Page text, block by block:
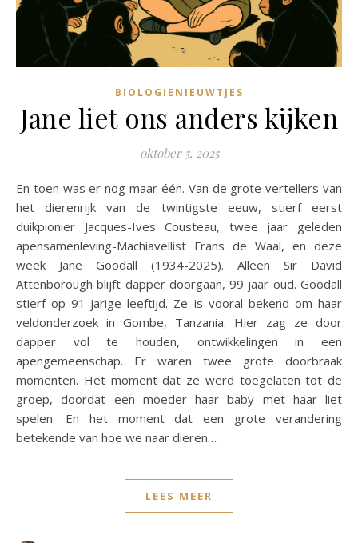
BIOLOGIENIEUWTJES
Jane liet ons anders kijken
oktober 5, 2025
En toen was er nog maar één. Van de grote vertellers van
het dierenrijk van de twintigste eeuw, stierf eerst
duikpionier Jacques-Ives Cousteau, twee jaar geleden
apensamenleving-Machiavellist Frans de Waal, en deze
week Jane Goodall (1934-2025). Alleen Sir David
Attenborough blijft dapper doorgaan, 99 jaar oud. Goodall
stierf op 91-jarige leeftijd. Ze is vooral bekend om haar
veldonderzoek in Gombe, Tanzania. Hier zag ze door
dapper vol te houden, ontwikkelingen in een
apengemeenschap. Er waren twee grote doorbraak
momenten. Het moment dat ze werd toegelaten tot de
groep, doordat een moeder haar baby met haar liet
spelen. En het moment dat een grote verandering
betekende van hoe we naar dieren…
LEES MEER